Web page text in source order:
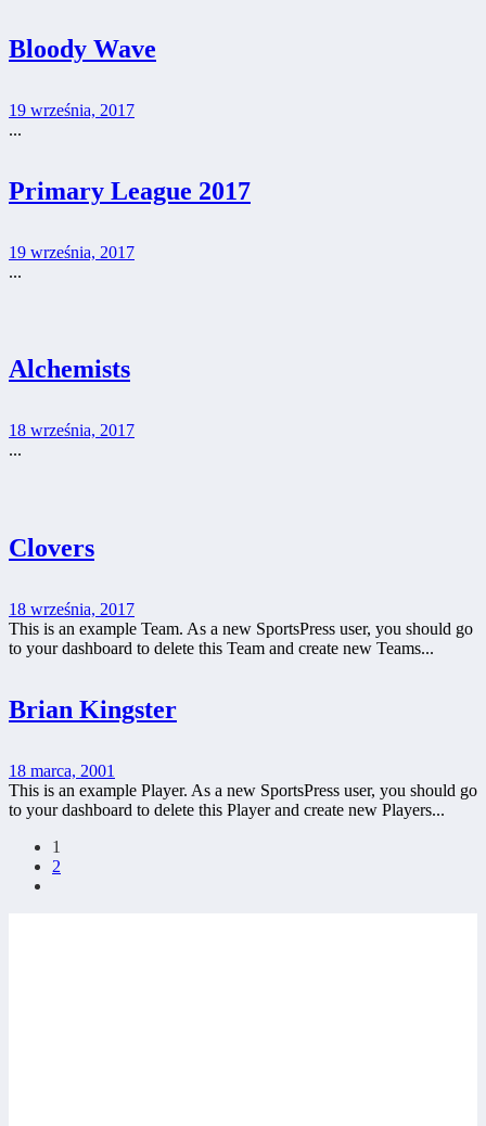
Bloody Wave
19 września, 2017
...
Primary League 2017
19 września, 2017
...
Alchemists
18 września, 2017
...
Clovers
18 września, 2017
This is an example Team. As a new SportsPress user, you should go
to your dashboard to delete this Team and create new Teams...
Brian Kingster
18 marca, 2001
This is an example Player. As a new SportsPress user, you should go
to your dashboard to delete this Player and create new Players...
1
2